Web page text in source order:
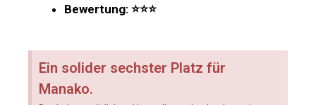
Bewertung: ⭐⭐⭐
Ein solider sechster Platz für
Manako.